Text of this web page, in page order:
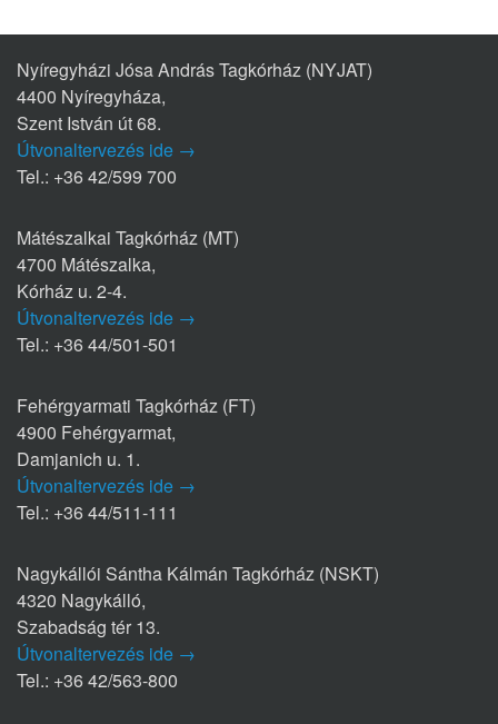
Nyíregyházi Jósa András Tagkórház (NYJAT)
4400 Nyíregyháza,
Szent István út 68.
Útvonaltervezés ide →
Tel.: +36 42/599 700
Mátészalkai Tagkórház (MT)
4700 Mátészalka,
Kórház u. 2-4.
Útvonaltervezés ide →
Tel.: +36 44/501-501
Fehérgyarmati Tagkórház (FT)
4900 Fehérgyarmat,
Damjanich u. 1.
Útvonaltervezés ide →
Tel.: +36 44/511-111
Nagykállói Sántha Kálmán Tagkórház (NSKT)
4320 Nagykálló,
Szabadság tér 13.
Útvonaltervezés ide →
Tel.: +36 42/563-800